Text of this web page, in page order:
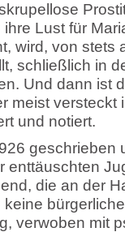
ihre Lust für
wird, von stets
schließlich in
Und dann ist
meist versteckt
und notiert.
geschrieben
enttäuschten
die an der
keine
verwoben mit